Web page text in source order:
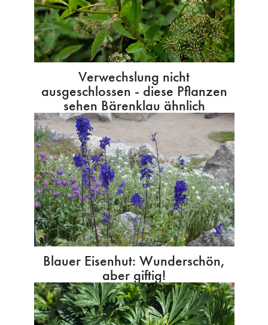
Verwechslung nicht
ausgeschlossen - diese Pflanzen
sehen Bärenklau ähnlich
Blauer Eisenhut: Wunderschön,
aber giftig!